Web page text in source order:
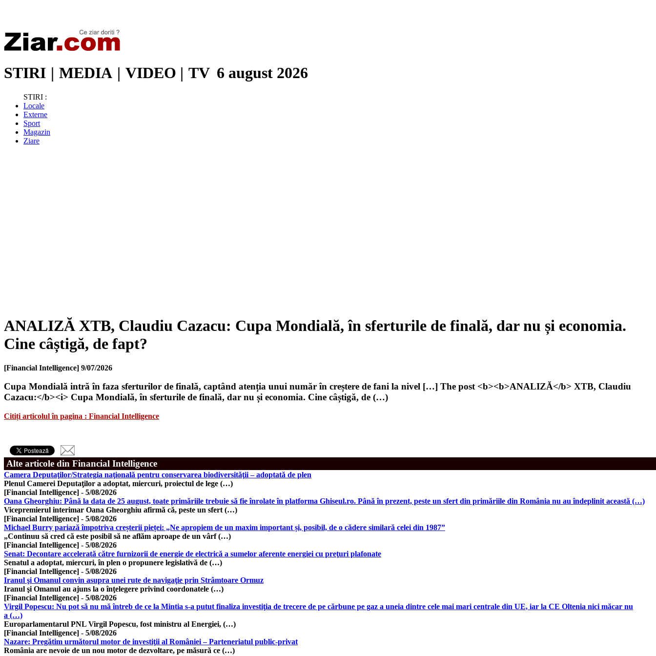
STIRI | MEDIA | VIDEO | TV 6 august 2026
STIRI :
Locale
Externe
Sport
Magazin
Ziare
ANALIZĂ XTB, Claudiu Cazacu: Cupa Mondială, în sferturile de finală, dar nu și economia.
Cine câștigă, de fapt?
[Financial Intelligence] 9/07/2026
Cupa Mondială intră în faza sferturilor de finală, captând atenția unui număr în creștere de fani la nivel […] The post <b><b>ANALIZĂ</b> XTB, Claudiu
Cazacu:</b><i> Cupa Mondială, în sferturile de finală, dar nu și economia. Cine câștigă, de (…)
Citiți articolul în pagina : Financial Intelligence
Alte articole din Financial Intelligence
Camera Deputaţilor/Strategia naţională pentru conservarea biodiversităţii – adoptată de plen
Plenul Camerei Deputaţilor a adoptat, miercuri, proiectul de lege (…)
[Financial Intelligence] - 5/08/2026
Oana Gheorghiu: Până la data de 25 august, toate primăriile trebuie să fie înrolate în platforma Ghiseul.ro. Până în prezent, peste un sfert din primăriile din România nu au îndeplinit această (…)
Vicepremierul interimar Oana Gheorghiu afirmă că, peste un sfert (…)
[Financial Intelligence] - 5/08/2026
Michael Burry pariază împotriva creșterii pieței: „Ne apropiem de un maxim important și, posibil, de o cădere similară celei din 1987”
„Continuu să cred că este posibil să ne aflăm aproape de un vârf (…)
[Financial Intelligence] - 5/08/2026
Senat: Decontare accelerată către furnizorii de energie de electrică a sumelor aferente energiei cu preţuri plafonate
Senatul a adoptat, miercuri, în plen o propunere legislativă de (…)
[Financial Intelligence] - 5/08/2026
Iranul şi Omanul convin asupra unei rute de navigaţie prin Strâmtoare Ormuz
Iranul şi Omanul au ajuns la o înţelegere privind coordonatele (…)
[Financial Intelligence] - 5/08/2026
Virgil Popescu: Nu pot să nu mă întreb de ce la Mintia s-a putut finaliza investiţia de trecere de pe cărbune pe gaz a uneia dintre cele mai mari centrale din UE, iar la CE Oltenia nici măcar nu
a (…)
Europarlamentarul PNL Virgil Popescu, fost ministru al Energiei, (…)
[Financial Intelligence] - 5/08/2026
Nazare: Pregătim următorul motor de investiţii al României – Parteneriatul public-privat
România are nevoie de un nou motor de dezvoltare, pe măsură ce (…)